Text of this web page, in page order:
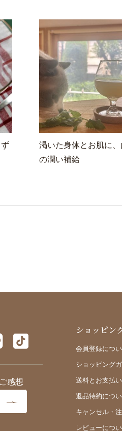
渇いた身体とお肌に、
の潤い補給
感想
ショッピン
会員登録につ
ショッピング
送料とお支払
返品特約につ
キャンセル・
レビューにつ